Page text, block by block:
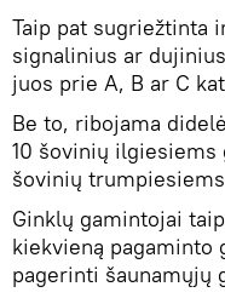
Taip pat sugriežtinta
signalinius ar
juos prie A, B ar C
Be to, ribojama
10 šovinių ilgiesiems
šovinių
Ginklų gamintojai
kiekvieną pagaminto
pagerinti šaunamųjų